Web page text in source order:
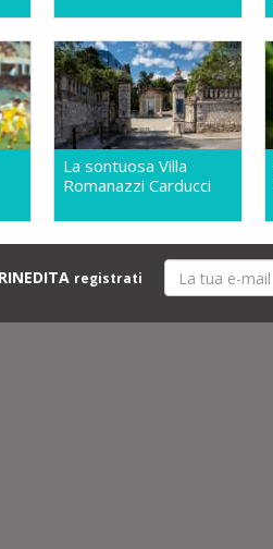
La sontuosa Villa
Romanazzi Carducci
registrati